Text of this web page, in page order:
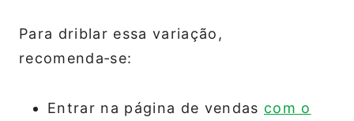
Para driblar essa variação,
recomenda‑se:
Entrar na página de vendas com o